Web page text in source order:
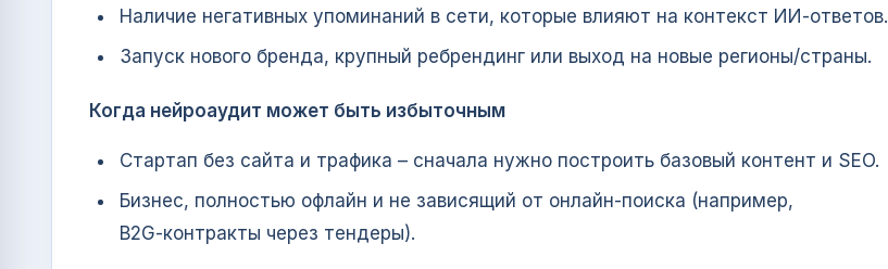
Наличие негативных упоминаний в сети, которые влияют на контекст ИИ‑ответов.
Запуск нового бренда, крупный ребрендинг или выход на новые регионы/страны.
Когда нейроаудит может быть избыточным
Стартап без сайта и трафика – сначала нужно построить базовый контент и SEO.
Бизнес, полностью офлайн и не зависящий от онлайн‑поиска (например,
B2G‑контракты через тендеры).